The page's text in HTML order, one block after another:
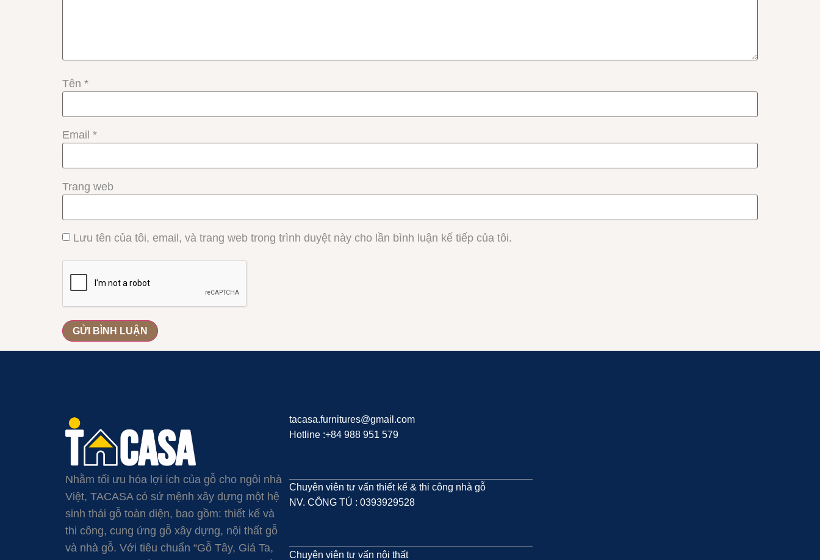
Tên *
Email *
Trang web
Lưu tên của tôi, email, và trang web trong trình duyệt này cho lần bình luận kế tiếp của tôi.
Nhằm tối ưu hóa lợi ích của gỗ cho ngôi nhà
Việt, TACASA có sứ mệnh xây dựng một hệ
sinh thái gỗ toàn diện, bao gồm: thiết kế và
thi công, cung ứng gỗ xây dựng, nội thất gỗ
và nhà gỗ. Với tiêu chuẩn “Gỗ Tây, Giá Ta,
tacasa.furnitures@gmail.com
Hotline :+84 988 951 579
Chuyên viên tư vấn thiết kế & thi công nhà gỗ
NV. CÔNG TÚ : 0393929528
Chuyên viên tư vấn nội thất